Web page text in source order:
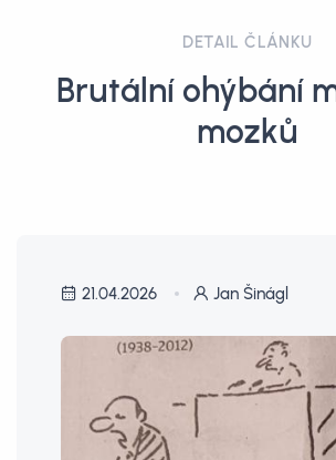
DETAIL ČLÁNKU
Brutální ohýbání
mozků
21.04.2026 Jan Šinágl